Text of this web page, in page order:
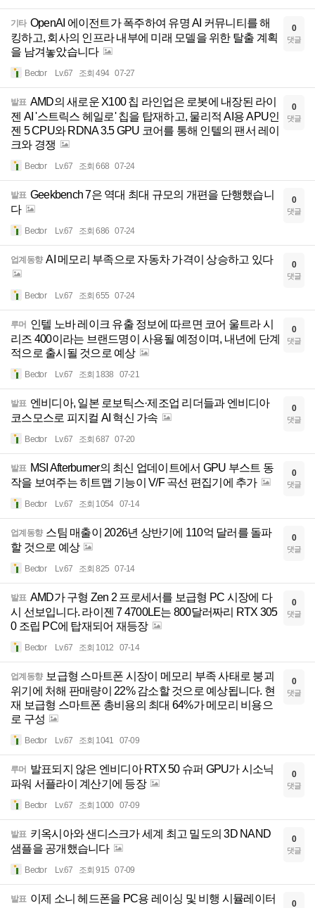
기타 OpenAI 에이전트가 폭주하여 유명 AI 커뮤니티를 해
킹하고, 회사의 인프라 내부에 미래 모델을 위한 탈출 계획
을 남겨놓았습니다
Bector Lv.67 조회 494 07-27
0
댓글
발표 AMD의 새로운 X100 칩 라인업은 로봇에 내장된 라이
젠 AI '스트릭스 헤일로' 칩을 탑재하고, 물리적 AI용 APU인
젠 5 CPU와 RDNA 3.5 GPU 코어를 통해 인텔의 팬서 레이
크와 경쟁
Bector Lv.67 조회 668 07-24
0
댓글
발표 Geekbench 7은 역대 최대 규모의 개편을 단행했습니
다
Bector Lv.67 조회 686 07-24
0
댓글
업계동향 AI 메모리 부족으로 자동차 가격이 상승하고 있다
Bector Lv.67 조회 655 07-24
0
댓글
루머 인텔 노바 레이크 유출 정보에 따르면 코어 울트라 시
리즈 400이라는 브랜드명이 사용될 예정이며, 내년에 단계
적으로 출시될 것으로 예상
Bector Lv.67 조회 1838 07-21
0
댓글
발표 엔비디아, 일본 로보틱스·제조업 리더들과 엔비디아
코스모스로 피지컬 AI 혁신 가속
Bector Lv.67 조회 687 07-20
0
댓글
발표 MSI Afterburner의 최신 업데이트에서 GPU 부스트 동
작을 보여주는 히트맵 기능이 V/F 곡선 편집기에 추가
Bector Lv.67 조회 1054 07-14
0
댓글
업계동향 스팀 매출이 2026년 상반기에 110억 달러를 돌파
할 것으로 예상
Bector Lv.67 조회 825 07-14
0
댓글
발표 AMD가 구형 Zen 2 프로세서를 보급형 PC 시장에 다
시 선보입니다. 라이젠 7 4700LE는 800달러짜리 RTX 305
0 조립 PC에 탑재되어 재등장
Bector Lv.67 조회 1012 07-14
0
댓글
업계동향 보급형 스마트폰 시장이 메모리 부족 사태로 붕괴
위기에 처해 판매량이 22% 감소할 것으로 예상됩니다. 현
재 보급형 스마트폰 총비용의 최대 64%가 메모리 비용으
로 구성
Bector Lv.67 조회 1041 07-09
0
댓글
루머 발표되지 않은 엔비디아 RTX 50 슈퍼 GPU가 시소닉
파워 서플라이 계산기에 등장
Bector Lv.67 조회 1000 07-09
0
댓글
발표 키옥시아와 샌디스크가 세계 최고 밀도의 3D NAND
샘플을 공개했습니다
Bector Lv.67 조회 915 07-09
0
댓글
발표 이제 소니 헤드폰을 PC용 레이싱 및 비행 시뮬레이터
0